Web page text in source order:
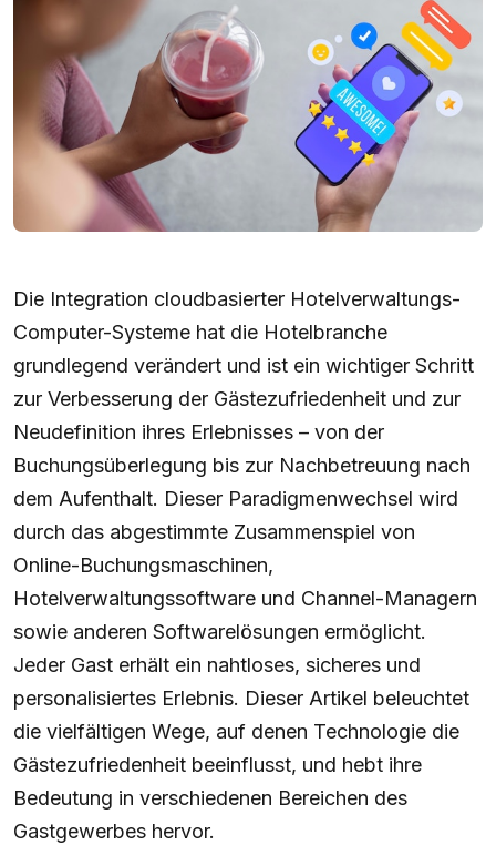
Die Integration cloudbasierter Hotelverwaltungs-
Computer-Systeme hat die Hotelbranche
grundlegend verändert und ist ein wichtiger Schritt
zur Verbesserung der Gästezufriedenheit und zur
Neudefinition ihres Erlebnisses – von der
Buchungsüberlegung bis zur Nachbetreuung nach
dem Aufenthalt. Dieser Paradigmenwechsel wird
durch das abgestimmte Zusammenspiel von
Online-Buchungsmaschinen,
Hotelverwaltungssoftware und Channel-Managern
sowie anderen Softwarelösungen ermöglicht.
Jeder Gast erhält ein nahtloses, sicheres und
personalisiertes Erlebnis. Dieser Artikel beleuchtet
die vielfältigen Wege, auf denen Technologie die
Gästezufriedenheit beeinflusst, und hebt ihre
Bedeutung in verschiedenen Bereichen des
Gastgewerbes hervor.